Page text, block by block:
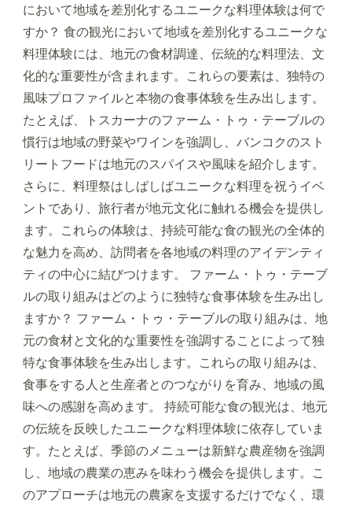
において地域を差別化するユニークな料理体験は何で
すか？ 食の観光において地域を差別化するユニークな
料理体験には、地元の食材調達、伝統的な料理法、文
化的な重要性が含まれます。これらの要素は、独特の
風味プロファイルと本物の食事体験を生み出します。
たとえば、トスカーナのファーム・トゥ・テーブルの
慣行は地域の野菜やワインを強調し、バンコクのスト
リートフードは地元のスパイスや風味を紹介します。
さらに、料理祭はしばしばユニークな料理を祝うイベ
ントであり、旅行者が地元文化に触れる機会を提供し
ます。これらの体験は、持続可能な食の観光の全体的
な魅力を高め、訪問者を各地域の料理のアイデンティ
ティの中心に結びつけます。 ファーム・トゥ・テーブ
ルの取り組みはどのように独特な食事体験を生み出し
ますか？ ファーム・トゥ・テーブルの取り組みは、地
元の食材と文化的な重要性を強調することによって独
特な食事体験を生み出します。これらの取り組みは、
食事をする人と生産者とのつながりを育み、地域の風
味への感謝を高めます。 持続可能な食の観光は、地元
の伝統を反映したユニークな料理体験に依存していま
す。たとえば、季節のメニューは新鮮な農産物を強調
し、地域の農業の恵みを味わう機会を提供します。こ
のアプローチは地元の農家を支援するだけでなく、環